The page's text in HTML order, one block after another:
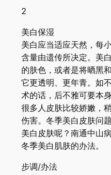
2
美白保湿
美白应当适应天然，每
含量由遗传所决定。美
的肤色，或者是将晒黑
它更透明、更年青。如
术的话，后不雅可要本
很多人皮肤比较娇嫩，
伤害。冬季美白皮肤问
美白皮肤呢？南通中山
冬季美白肌肤的办法。
步调/办法